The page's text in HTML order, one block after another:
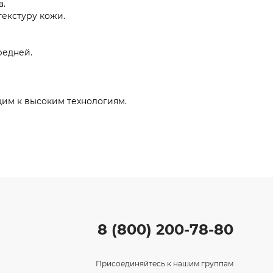
кожи.
к высоким технологиям.
8 (800) 200-78-80
Присоединяйтесь к нашим группам